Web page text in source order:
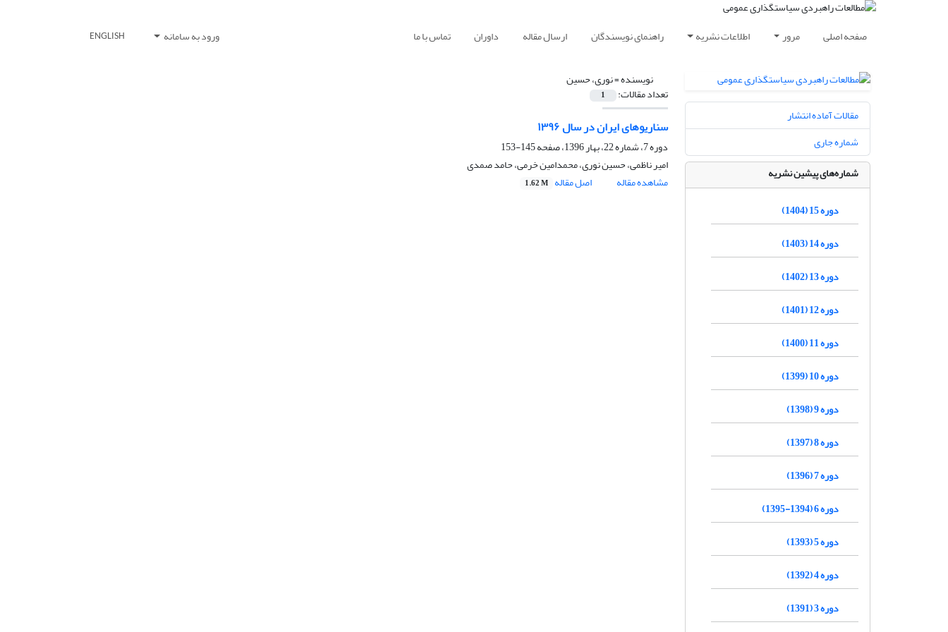
صفحه اصلی مرور اطلاعات نشریه راهنمای نویسندگان ارسال مقاله داوران تماس با ما ورود به سامانه ENGLISH
نویسنده =نوری، حسین
تعداد مقالات: 1
سناریوهای ایران در سال ۱۳۹۶
دوره 7، شماره 22، بهار 1396، صفحه
145-153
امیر ناظمی، حسین نوری، محمدامین خرمی، حامد صمدی
مشاهده مقاله
اصل مقاله 1.62 M
مقالات آماده انتشار
شماره جاری
شماره‌های پیشین نشریه
دوره 15 (1404)
دوره 14 (1403)
دوره 13 (1402)
دوره 12 (1401)
دوره 11 (1400)
دوره 10 (1399)
دوره 9 (1398)
دوره 8 (1397)
دوره 7 (1396)
دوره 6 (1394-1395)
دوره 5 (1393)
دوره 4 (1392)
دوره 3 (1391)